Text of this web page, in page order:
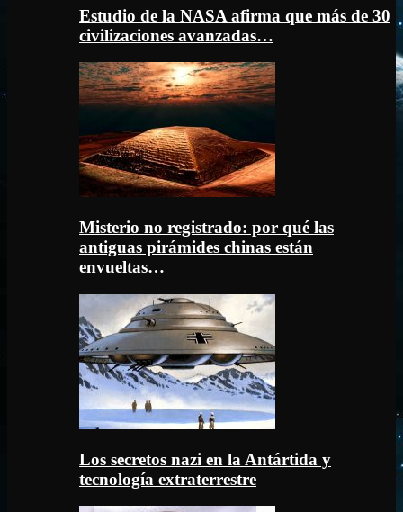
Estudio de la NASA afirma que más de 30
civilizaciones avanzadas…
Misterio no registrado: por qué las
antiguas pirámides chinas están
envueltas…
Los secretos nazi en la Antártida y
tecnología extraterrestre